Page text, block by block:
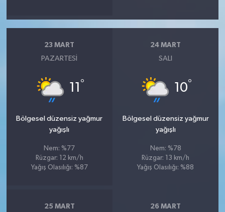
23 MART
PAZARTESI
11 °
Bölgesel düzensiz yağmur
yağışlı
Nem: %77
Rüzgar: 12 km/h
Yağış Olasılığı: %87
24 MART
SALI
10°
Bölgesel düzensiz yağmur
yağışlı
Nem: %78
Rüzgar: 13 km/h
Yağış Olasılığı: %88
25 MART 26 MART